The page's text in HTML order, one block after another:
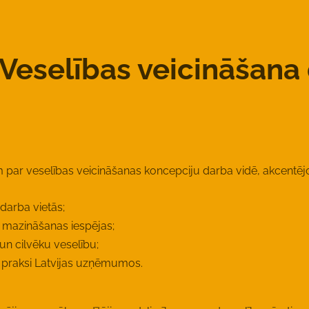
par veselības veicināšanas koncepciju darba vidē,
vietās;
iespējas;
cilvēku veselību;
Latvijas uzņēmumos.